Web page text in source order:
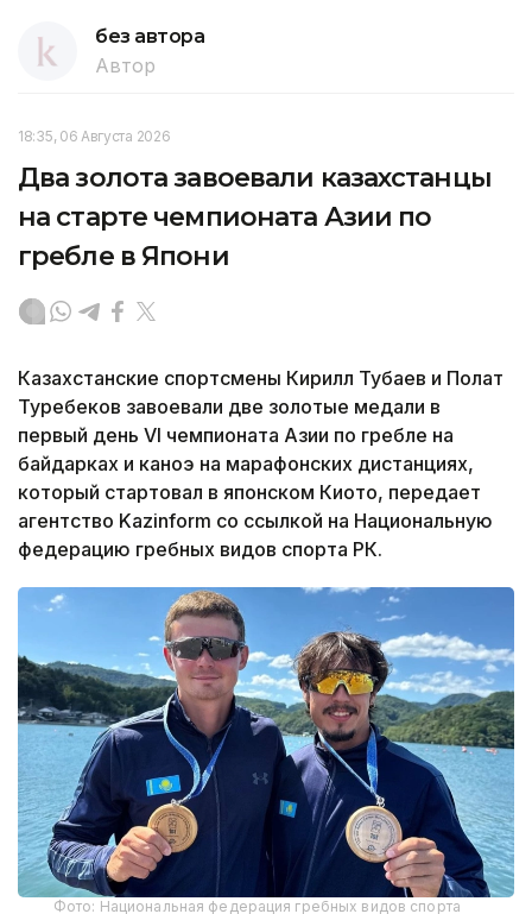
без автора
Автор
18:35, 06 Августа 2026
Два золота завоевали казахстанцы
на старте чемпионата Азии по
гребле в Япони
Казахстанские спортсмены Кирилл Тубаев и Полат
Туребеков завоевали две золотые медали в
первый день VI чемпионата Азии по гребле на
байдарках и каноэ на марафонских дистанциях,
который стартовал в японском Киото, передает
агентство Kazinform со ссылкой на Национальную
федерацию гребных видов спорта РК.
Фото: Национальная федерация гребных видов спорта